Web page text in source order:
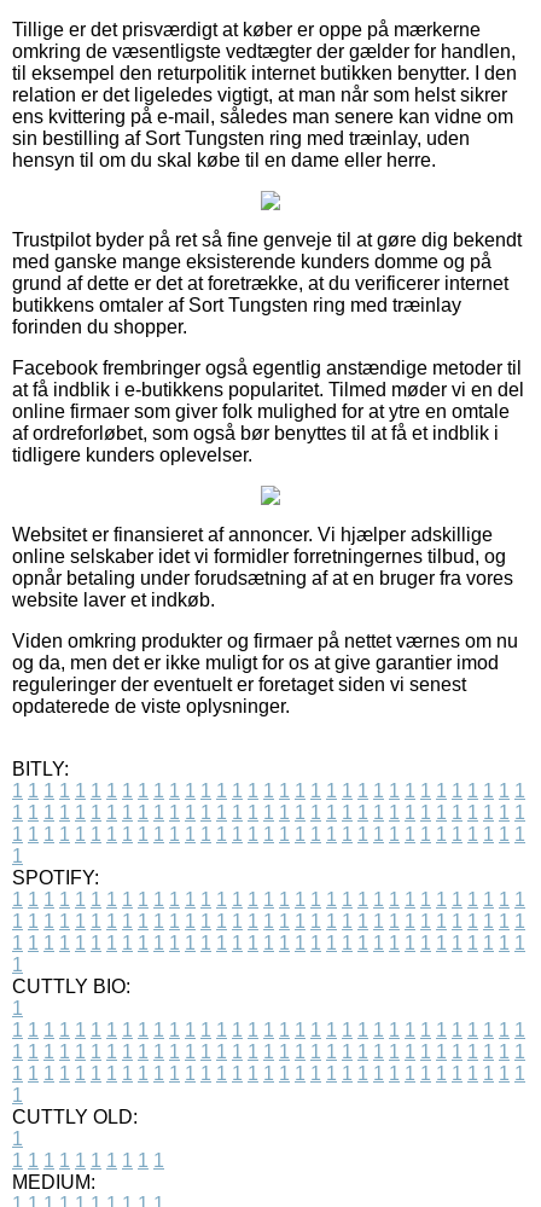
Tillige er det prisværdigt at køber er oppe på mærkerne
omkring de væsentligste vedtægter der gælder for handlen,
til eksempel den returpolitik internet butikken benytter. I den
relation er det ligeledes vigtigt, at man når som helst sikrer
ens kvittering på e-mail, således man senere kan vidne om
sin bestilling af Sort Tungsten ring med træinlay, uden
hensyn til om du skal købe til en dame eller herre.
Trustpilot byder på ret så fine genveje til at gøre dig bekendt
med ganske mange eksisterende kunders domme og på
grund af dette er det at foretrække, at du verificerer internet
butikkens omtaler af Sort Tungsten ring med træinlay
forinden du shopper.
Facebook frembringer også egentlig anstændige metoder til
at få indblik i e-butikkens popularitet. Tilmed møder vi en del
online firmaer som giver folk mulighed for at ytre en omtale
af ordreforløbet, som også bør benyttes til at få et indblik i
tidligere kunders oplevelser.
Websitet er finansieret af annoncer. Vi hjælper adskillige
online selskaber idet vi formidler forretningernes tilbud, og
opnår betaling under forudsætning af at en bruger fra vores
website laver et indkøb.
Viden omkring produkter og firmaer på nettet værnes om nu
og da, men det er ikke muligt for os at give garantier imod
reguleringer der eventuelt er foretaget siden vi senest
opdaterede de viste oplysninger.
BITLY:
1 1 1 1 1 1 1 1 1 1 1 1 1 1 1 1 1 1 1 1 1 1 1 1 1 1 1 1 1 1 1 1 1
1 1 1 1 1 1 1 1 1 1 1 1 1 1 1 1 1 1 1 1 1 1 1 1 1 1 1 1 1 1 1 1 1
1 1 1 1 1 1 1 1 1 1 1 1 1 1 1 1 1 1 1 1 1 1 1 1 1 1 1 1 1 1 1 1 1
1
SPOTIFY:
1 1 1 1 1 1 1 1 1 1 1 1 1 1 1 1 1 1 1 1 1 1 1 1 1 1 1 1 1 1 1 1 1
1 1 1 1 1 1 1 1 1 1 1 1 1 1 1 1 1 1 1 1 1 1 1 1 1 1 1 1 1 1 1 1 1
1 1 1 1 1 1 1 1 1 1 1 1 1 1 1 1 1 1 1 1 1 1 1 1 1 1 1 1 1 1 1 1 1
1
CUTTLY BIO:
1
1 1 1 1 1 1 1 1 1 1 1 1 1 1 1 1 1 1 1 1 1 1 1 1 1 1 1 1 1 1 1 1 1
1 1 1 1 1 1 1 1 1 1 1 1 1 1 1 1 1 1 1 1 1 1 1 1 1 1 1 1 1 1 1 1 1
1 1 1 1 1 1 1 1 1 1 1 1 1 1 1 1 1 1 1 1 1 1 1 1 1 1 1 1 1 1 1 1 1
1
CUTTLY OLD:
1
1 1 1 1 1 1 1 1 1 1
MEDIUM: